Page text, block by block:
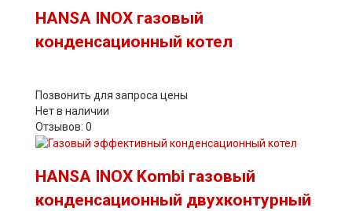
HANSA INOX газовый
конденсационный котел
Позвонить для запроса цены
Нет в наличии
Отзывов: 0
HANSA INOX Kombi газовый
конденсационный двухконтурный